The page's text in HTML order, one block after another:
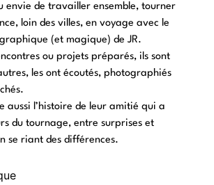
envie de travailler ensemble, tourner
loin des villes, en voyage avec le
(et magique) de JR.
ou projets préparés, ils sont
les ont écoutés, photographiés
aussi l’histoire de leur amitié qui a
du tournage, entre surprises et
se riant des différences.